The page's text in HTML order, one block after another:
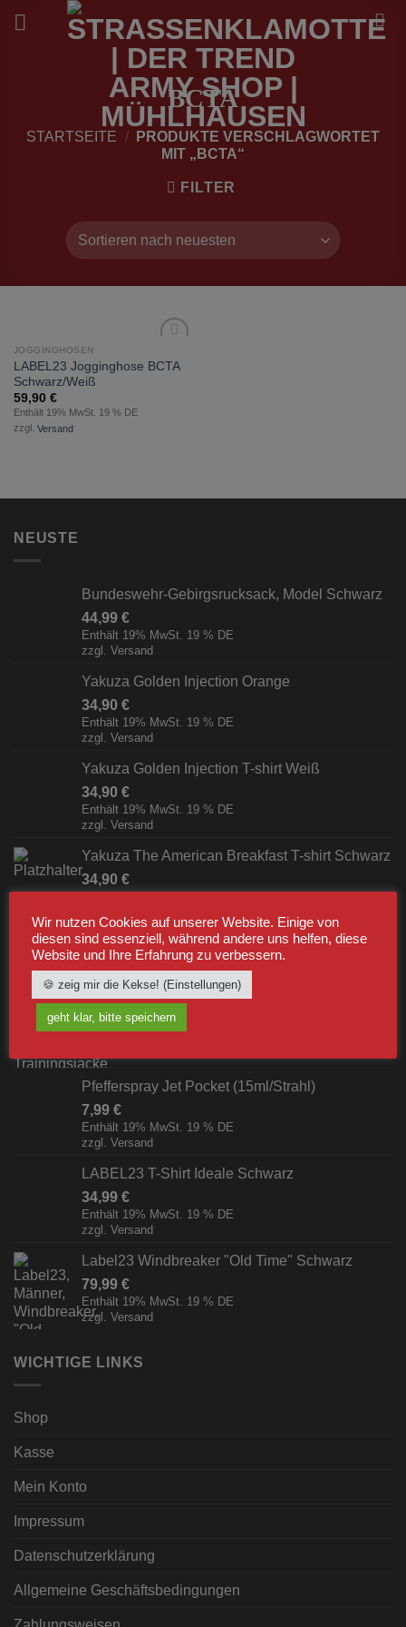
Inhalt
BCTA
STARTSEITE /
PRODUKTE VERSCHLAGWORTET
MIT „BCTA“
FILTER
Wunschliste
JOGGINGHOSEN
LABEL23 Jogginghose BCTA
Schwarz/Weiß
59,90 €
Enthält 19% MwSt. 19 % DE
zzgl. Versand
NEUSTE
Bundeswehr-Gebirgsrucksack, Model Schwarz
44,99 €
Enthält 19% MwSt. 19 % DE
zzgl. Versand
Yakuza Golden Injection Orange
34,90 €
Enthält 19% MwSt. 19 % DE
zzgl. Versand
Yakuza Golden Injection T-shirt Weiß
34,90 €
Enthält 19% MwSt. 19 % DE
zzgl. Versand
Yakuza The American Breakfast T-shirt Schwarz
34,90 €
Enthält 19% MwSt. 19 % DE
BESTSELLER
Label23 Trainingsjacke "TS 23 White"
Schwarz/Weiß [Digital]
Pfefferspray Jet Pocket (15ml/Strahl)
7,99 €
Enthält 19% MwSt. 19 % DE
zzgl. Versand
LABEL23 T-Shirt Ideale Schwarz
34,99 €
Enthält 19% MwSt. 19 % DE
zzgl. Versand
Label23 Windbreaker "Old Time" Schwarz
79,99 €
Enthält 19% MwSt. 19 % DE
zzgl. Versand
WICHTIGE LINKS
Shop
Kasse
Mein Konto
Impressum
Datenschutzerklärung
Allgemeine Geschäftsbedingungen
Wir nutzen Cookies auf unserer Website. Einige von
diesen sind essenziell, während andere uns helfen, diese
Website und Ihre Erfahrung zu verbessern.
🍪 zeig mir die Kekse! (Einstellungen)
geht klar, bitte speichern